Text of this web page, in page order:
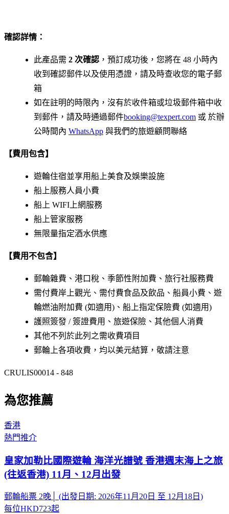
確認詳情：
此產品需 2 次確認 ，預訂成功後，您將在 48 小時內
收到確認郵件以及使用憑證，請及時查收您的電子郵
箱
如在註明的時限內，沒有於收件箱或垃圾郵件箱中收
到郵件，請及時通過郵件booking@texpert.com 或 於辦
公時間內 WhatsApp 與我們的旅遊顧問聯絡
【費用包含】
遊輪住宿並享用船上美食及娛樂設施
船上服務人員小費
船上 WIFI上網服務
船上管家服務
無限量指定酒水供應
【費用不包含】
郵輪雜費、港口稅、季節性附加費、旅行社服務費
需付費岸上觀光、需付費食品及飲品、船員小費、遊
輪燃油附加費 (如適用)、船上指定保險費 (如適用)
護照簽發 / 簽證費用、旅遊保險、其他個人消費
其他不列於此列之需收費項目
郵輪上各項收費，均以美元結算，敬請注意
CRULIS00014 - 848
為您推薦
香港
熱門推介
皇家加勒比國際遊輪 海洋光譜號 香港週末海上之旅
(往返香港) 11月、12月出發
郵輪船票 2晚│ (出發日期: 2026年11月20日 至 12月18日)
每位HKD723起